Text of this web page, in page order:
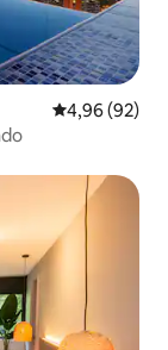
4,96 de uma
4,96 (92)